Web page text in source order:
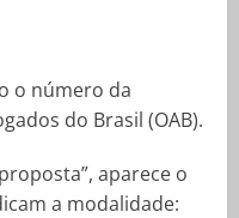
o número da
do Brasil (OAB).
aparece o
a modalidade: